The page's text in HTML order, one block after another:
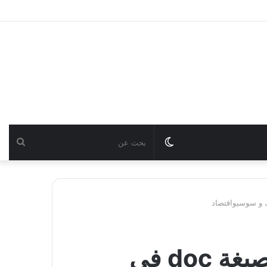
بحث Switch
skin
نمادج امتحانات مركز التوجيه والتخطيط بصيغة doc في